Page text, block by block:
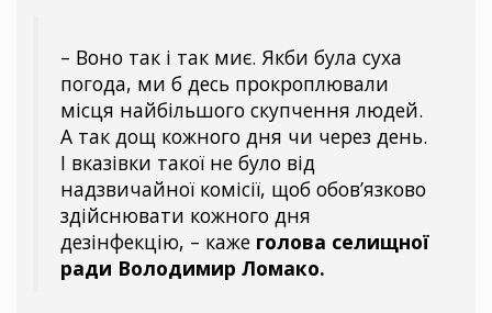
– Воно так і так миє. Якби була суха
погода, ми б десь прокроплювали
місця найбільшого скупчення людей.
А так дощ кожного дня чи через день.
І вказівки такої не було від
надзвичайної комісії, щоб обов’язково
здійснювати кожного дня
дезінфекцію, – каже голова селищної
ради Володимир Ломако.